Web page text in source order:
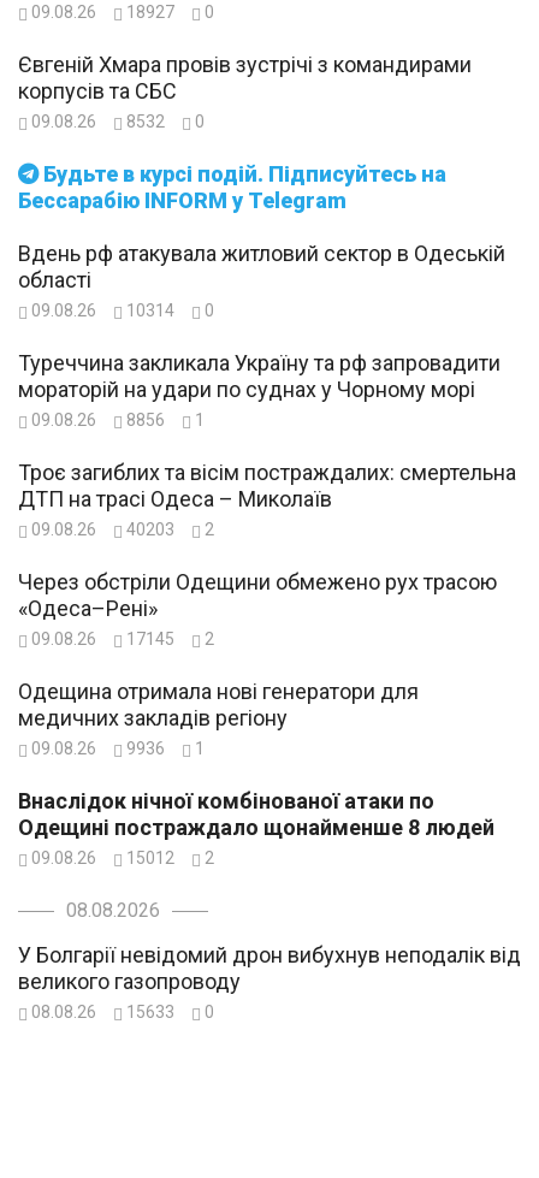
Будьте в курсі подій. Підписуйтесь на
Бессарабію INFORM у Telegram
09.08.26 18927 0
Євгеній Хмара провів зустрічі з командирами
корпусів та СБС
09.08.26 8532 0
Вдень рф атакувала житловий сектор в Одеській
області
09.08.26 10314 0
Туреччина закликала Україну та рф запровадити
мораторій на удари по суднах у Чорному морі
09.08.26 8856 1
Троє загиблих та вісім постраждалих: смертельна
ДТП на трасі Одеса – Миколаїв
09.08.26 40203 2
Через обстріли Одещини обмежено рух трасою
«Одеса–Рені»
09.08.26 17145 2
Одещина отримала нові генератори для
медичних закладів регіону
09.08.26 9936 1
Внаслідок нічної комбінованої атаки по
Одещині постраждало щонайменше 8 людей
09.08.26 15012 2
08.08.2026
У Болгарії невідомий дрон вибухнув неподалік від
великого газопроводу
08.08.26 15633 0